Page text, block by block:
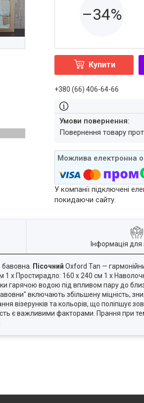
–34%
Купити
+380 (66) 406-64-66
повернення товару
У компанії підключені
покидаючи сайту.
Інформація
Пісочний Oxford Tan —
1 х Простирадло: 160 х 240 см 1 х
гарячою водою під впливом пару до
включають збільшену міцність,
та кольорів, що поліпшує
є важливими факторами. Прання при